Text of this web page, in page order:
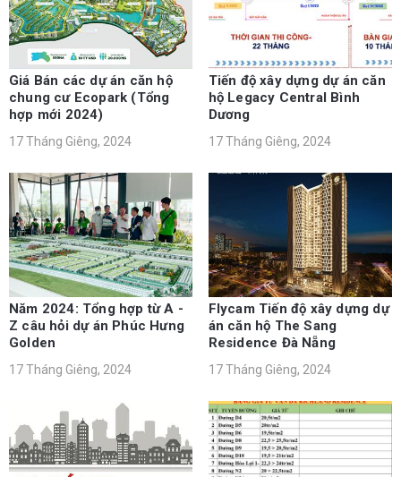
Giá Bán các dự án căn hộ
chung cư Ecopark (Tổng
hợp mới 2024)
17 Tháng Giêng, 2024
Tiến độ xây dựng dự án căn
hộ Legacy Central Bình
Dương
17 Tháng Giêng, 2024
Năm 2024: Tổng hợp từ A -
Z câu hỏi dự án Phúc Hưng
Golden
17 Tháng Giêng, 2024
Flycam Tiến độ xây dựng dự
án căn hộ The Sang
Residence Đà Nẵng
17 Tháng Giêng, 2024